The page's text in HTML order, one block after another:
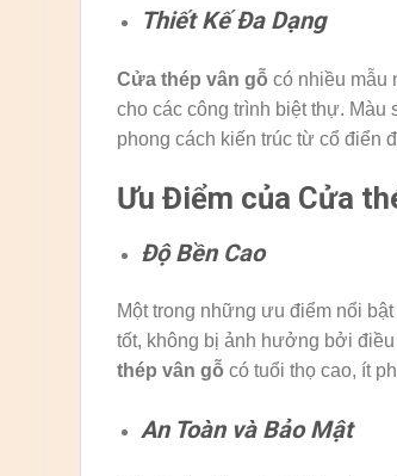
Thiết Kế Đa Dạng
Cửa thép vân gỗ có nhiều mẫu
cho các công trình biệt thự. Màu
phong cách kiến trúc từ cổ điển
Ưu Điểm của Cửa
Độ Bền Cao
Một trong những ưu điểm nổi bật
tốt, không bị ảnh hưởng bởi
thép vân gỗ có tuổi thọ cao, ít
An Toàn và Bảo Mật